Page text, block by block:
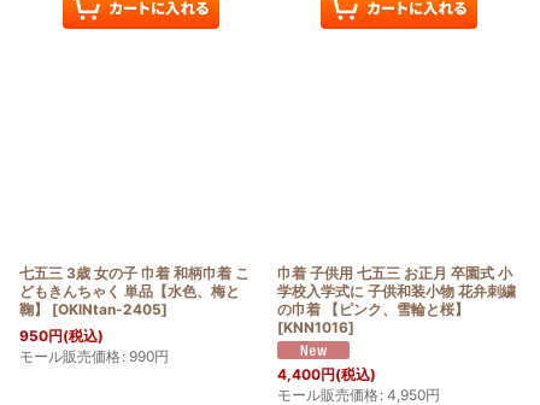
七五三 3歳 女の子 巾着 和柄巾着 こ
どもきんちゃく 単品【水色、梅と
鞠】
[OKINtan-2405]
950円(税込)
モール販売価格: 990円
巾着 子供用 七五三 お正月 卒園式 小
学校入学式に 子供和装小物 花弁刺繍
の巾着 【ピンク、雪輪と桜】
[KNN1016]
4,400円(税込)
モール販売価格: 4,950円